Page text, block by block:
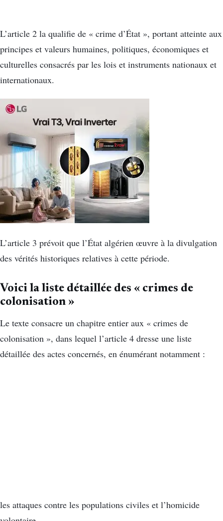
L’article 2 la qualifie de « crime d’État », portant atteinte aux
principes et valeurs humaines, politiques, économiques et
culturelles consacrés par les lois et instruments nationaux et
internationaux.
L’article 3 prévoit que l’État algérien œuvre à la divulgation
des vérités historiques relatives à cette période.
Voici la liste détaillée des « crimes de
colonisation »
Le texte consacre un chapitre entier aux « crimes de
colonisation », dans lequel l’article 4 dresse une liste
détaillée des actes concernés, en énumérant notamment :
les attaques contre les populations civiles et l’homicide